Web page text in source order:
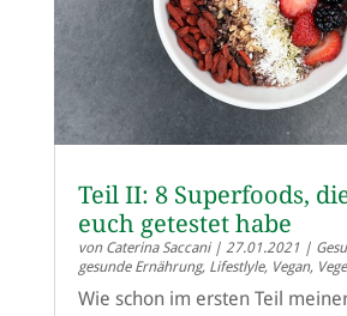
Teil II: 8 Superfoods,
euch getestet habe
von Caterina Saccani| 27.01.2021 |
gesunde Ernährung, Lifestlyle, Vegan,
Wie schon im ersten Teil